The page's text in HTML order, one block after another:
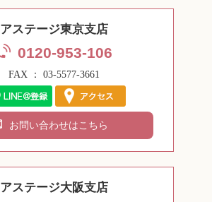
アステージ東京支店
0120-953-106
FAX ： 03-5577-3661
お問い合わせはこちら
アステージ大阪支店